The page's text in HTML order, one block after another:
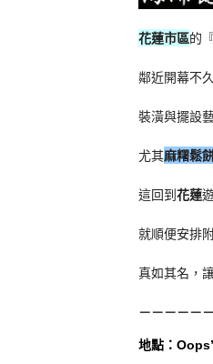
花蓮市區的
鄰近開幕不
裝潢與擺設
尤其麻糬鬆
這回到花蓮
就順便安排
真如其名，
－－－－－
地點 ：